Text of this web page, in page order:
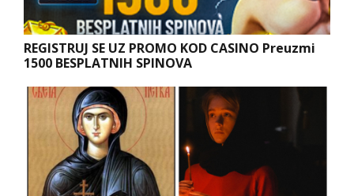
REGISTRUJ SE UZ PROMO KOD CASINO Preuzmi
1500 BESPLATNIH SPINOVA